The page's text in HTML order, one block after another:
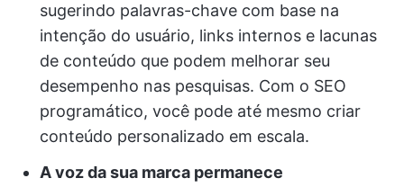
sugerindo palavras-chave com base na
intenção do usuário, links internos e lacunas
de conteúdo que podem melhorar seu
desempenho nas pesquisas. Com o SEO
programático, você pode até mesmo criar
conteúdo personalizado em escala.
A voz da sua marca permanece